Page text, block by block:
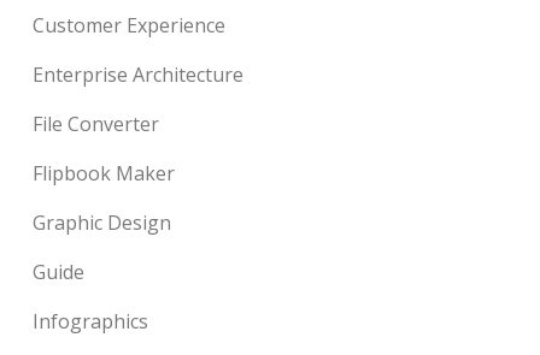
Customer Experience
Enterprise Architecture
File Converter
Flipbook Maker
Graphic Design
Guide
Infographics